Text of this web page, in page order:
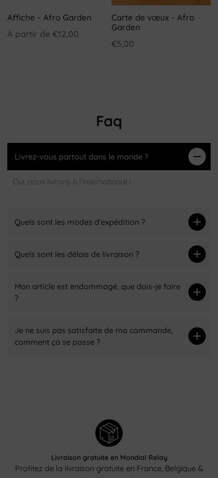
Affiche - Afro Garden
À partir de €12,00
Carte de vœux - Afro
Garden
€5,00
Faq
Livrez-vous partout dans le monde ?
Oui, nous livrons à l'international !
Quels sont les modes d'expédition ?
Quels sont les délais de livraison ?
Mon article est endommagé, que dois-je faire
?
Je ne suis pas satisfaite de ma commande,
comment ça se passe ?
Livraison gratuite en Mondial Relay
Profitez de la livraison gratuite en France, Belgique &